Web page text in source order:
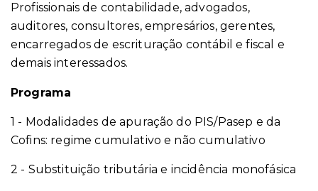
Profissionais de contabilidade, advogados,
auditores, consultores, empresários, gerentes,
encarregados de escrituração contábil e fiscal e
demais interessados.
Programa
1 - Modalidades de apuração do PIS/Pasep e da
Cofins: regime cumulativo e não cumulativo
2 - Substituição tributária e incidência monofásica